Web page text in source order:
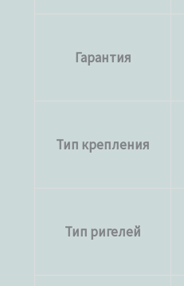
Гарантия
Тип крепления
Тип ригелей